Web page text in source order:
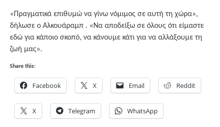
«Πραγματικά επιθυμώ να γίνω νόμιμος σε αυτή τη χώρα»,
δήλωσε ο Αλκουάραμπ . «Να αποδείξω σε όλους ότι είμαστε
εδώ για κάποιο σκοπό, να κάνουμε κάτι για να αλλάξουμε τη
ζωή μας».
Share this:
Facebook X Email Reddit
X Telegram WhatsApp